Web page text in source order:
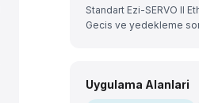
Standart Ezi-SERVO II
Gecis ve yedekleme
Uygulama Alanlari